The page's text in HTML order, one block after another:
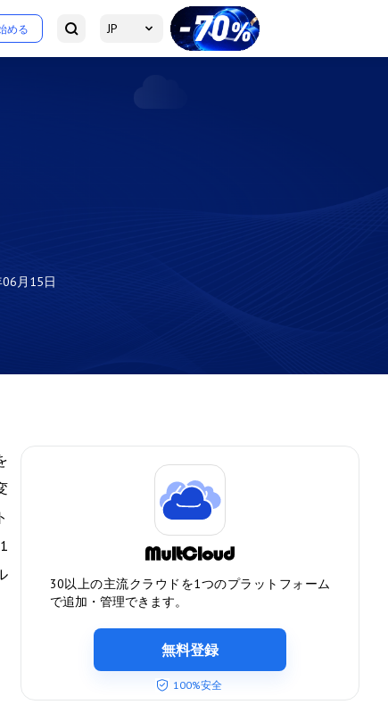
める JP
月15日
30以上の主流クラウドを1つのプラットフォーム
で追加・管理できます。
無料登録
100%安全